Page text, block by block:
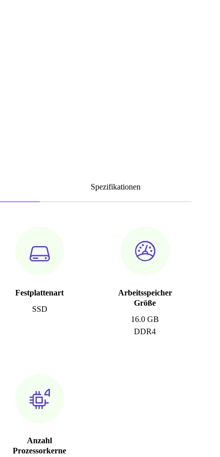
Spezifikationen
Festplattenart
SSD
Arbeitsspeicher
Größe
16.0 GB
DDR4
Anzahl
Prozessorkerne